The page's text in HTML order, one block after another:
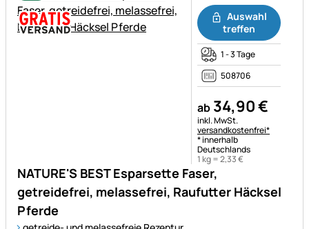
NATURE'S BEST Esparsette Faser,
getreidefrei, melassefrei, Raufutter Häcksel
Pferde
Auswahl
treffen
1 - 3 Tage
508706
ab 34,90€
Steuerhinweis:
inkl. MwSt.
versandkostenfrei*
* innerhalb
Deutschlands
1 kg =2,33€